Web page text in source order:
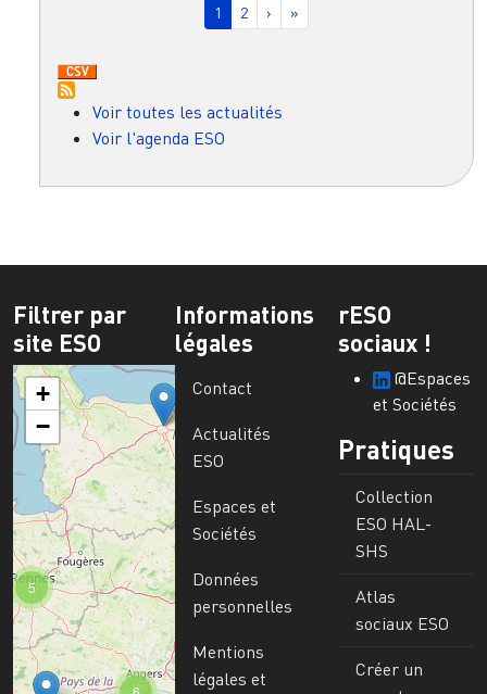
Page courante
1 Page
2 Page suivante
› Dernière page
»
Voir toutes les actualités
Voir l'agenda ESO
Filtrer par
site ESO
5
+
−
Informations
légales
Contact
Actualités
ESO
Espaces et
Sociétés
Données
personnelles
Mentions
légales et
rESO
sociaux !
@Espaces
et Sociétés
Pratiques
Collection
ESO HAL-
SHS
Atlas
sociaux ESO
Créer un